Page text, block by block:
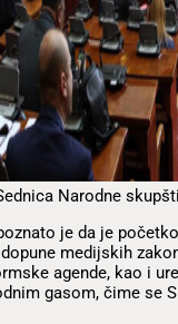
Narodne
je da je
medijskih
agende, kao i
gasom, čime se